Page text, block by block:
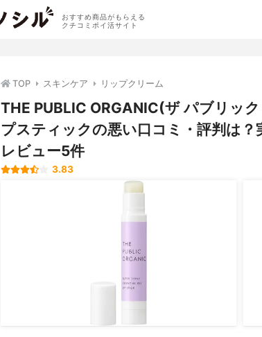
おすすめ商品がもらえる
クチコミポイ活サイト
TOP スキンケア リップクリーム
THE PUBLIC ORGANIC(ザ パブリッ
プスティックの悪い口コミ・評判は
レビュー5件
3.83